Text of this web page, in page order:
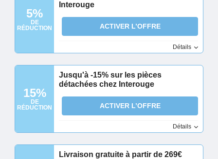
5%
DE
RÉDUCTION
Interouge
ACTIVER L’OFFRE
Détails
15%
DE
RÉDUCTION
Jusqu'à -15% sur les pièces
détachées chez Interouge
ACTIVER L’OFFRE
Détails
Livraison gratuite à partir de 269€